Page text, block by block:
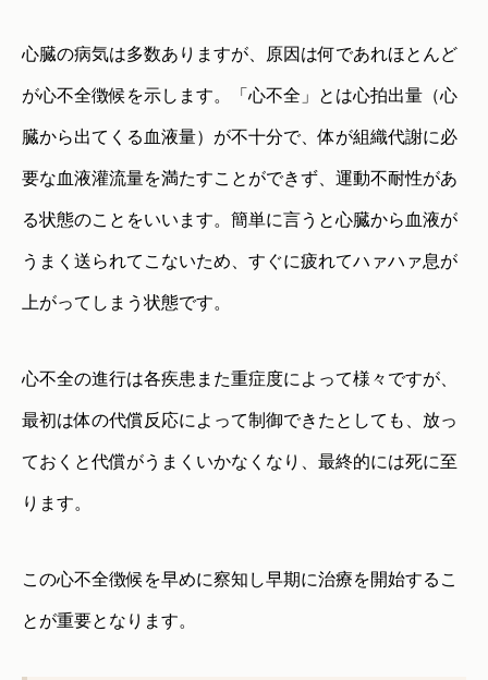
心臓の病気は多数ありますが、原因は何であれほとんど
が心不全徴候を示します。「心不全」とは心拍出量（心
臓から出てくる血液量）が不十分で、体が組織代謝に必
要な血液灌流量を満たすことができず、運動不耐性があ
る状態のことをいいます。簡単に言うと心臓から血液が
うまく送られてこないため、すぐに疲れてハァハァ息が
上がってしまう状態です。
心不全の進行は各疾患また重症度によって様々ですが、
最初は体の代償反応によって制御できたとしても、放っ
ておくと代償がうまくいかなくなり、最終的には死に至
ります。
この心不全徴候を早めに察知し早期に治療を開始するこ
とが重要となります。